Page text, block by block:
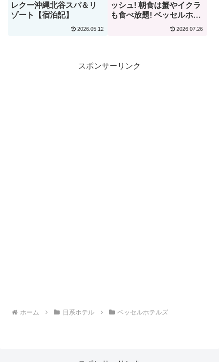
レクー沖縄北谷スパ＆リ
ゾート【宿泊記】
2026.05.12
ッシュ! 朝食は蟹やイクラ
も食べ放題! ベッセルホテ
ルカンパーナすすきの
2026.07.26
スポンサーリンク
ホーム 日系ホテル ベッセルホテルズ